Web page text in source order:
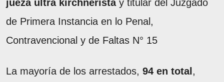
jueza ultra kirchneristay titular del Juzgado
de Primera Instancia en lo Penal,
Contravencional y de Faltas N° 15
La mayoría de los arrestados, 94 en total ,